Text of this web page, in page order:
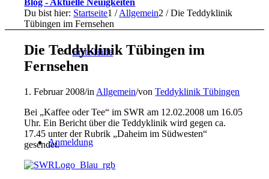
Erste Hilfe
Anmeldung
Blog - Aktuelle Neuigkeiten
Du bist hier: Startseite1 / Allgemein2 / Die Teddyklinik
Tübingen im Fernsehen
Die Teddyklinik Tübingen im
Fernsehen
1. Februar 2008/in Allgemein/vonTeddyklinik Tübingen
Bei „Kaffee oder Tee“ im SWR am 12.02.2008 um 16.05
Uhr. Ein Bericht über die Teddyklinik wird gegen ca.
17.45 unter der Rubrik „Daheim im Südwesten“
gesendet.